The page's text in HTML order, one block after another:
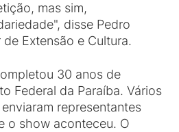
mas sim,
disse Pedro
Extensão e Cultura.
30 anos de
Federal da Paraíba. Vários
representantes
o show aconteceu. O